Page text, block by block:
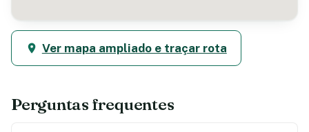
Ver mapa ampliado e traçar rota
Perguntas frequentes